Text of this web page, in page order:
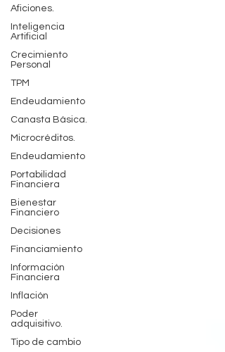
Aficiones.
Inteligencia
Artificial
Crecimiento
Personal
TPM
Endeudamiento
Canasta Básica.
Microcréditos.
Endeudamiento
Portabilidad
Financiera
Bienestar
Financiero
Decisiones
Financiamiento
Información
Financiera
Inflación
Poder
adquisitivo.
Tipo de cambio